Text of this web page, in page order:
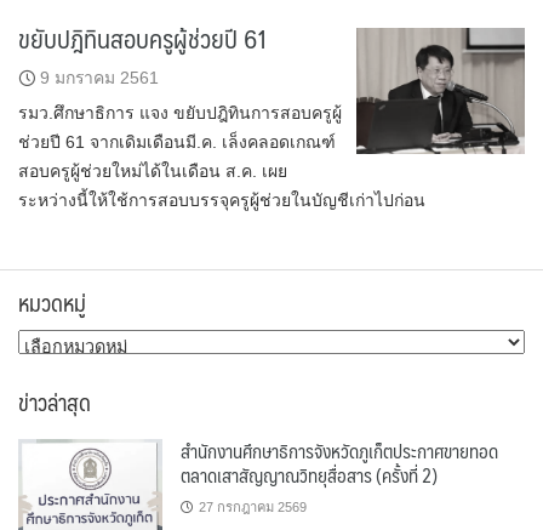
ขยับปฎิทินสอบครูผู้ช่วยปี 61
9 มกราคม 2561
รมว.ศึกษาธิการ แจง ขยับปฎิทินการสอบครูผู้
ช่วยปี 61 จากเดิมเดือนมี.ค. เล็งคลอดเกณฑ์
สอบครูผู้ช่วยใหม่ได้ในเดือน ส.ค. เผย
ระหว่างนี้ให้ใช้การสอบบรรจุครูผู้ช่วยในบัญชีเก่าไปก่อน
หมวดหมู่
หมวด
ข่าวล่าสุด
สำนักงานศึกษาธิการจังหวัดภูเก็ตประกาศขายทอด
ตลาดเสาสัญญาณวิทยุสื่อสาร (ครั้งที่ 2)
27 กรกฎาคม 2569